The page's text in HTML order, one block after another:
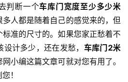
判断一个车库门宽度至少多少米
人都是随着自己的感觉来的，但
准的尺寸的。如果您家正愁着不
计多少，还在发愁， 车库门2米
小编这篇文章可就对您有用了。
！